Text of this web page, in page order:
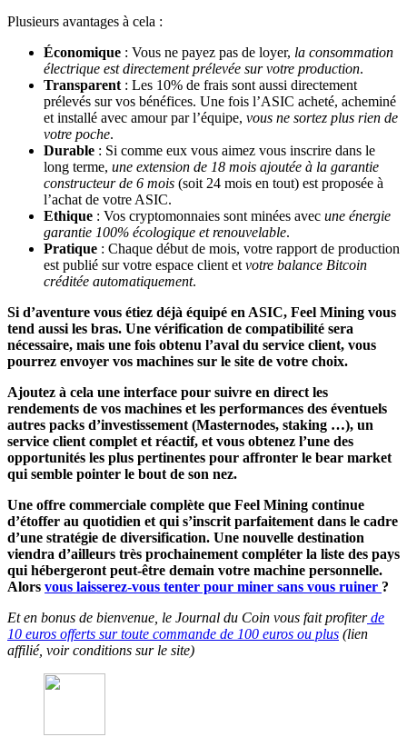
Plusieurs avantages à cela :
Économique : Vous ne payez pas de loyer, la consommation
électrique est directement prélevée sur votre production.
Transparent : Les 10% de frais sont aussi directement
prélevés sur vos bénéfices. Une fois l’ASIC acheté, acheminé
et installé avec amour par l’équipe, vous ne sortez plus rien de
votre poche.
Durable : Si comme eux vous aimez vous inscrire dans le
long terme, une extension de 18 mois ajoutée à la garantie
constructeur de 6 mois (soit 24 mois en tout) est proposée à
l’achat de votre ASIC.
Ethique : Vos cryptomonnaies sont minées avec une énergie
garantie 100% écologique et renouvelable.
Pratique : Chaque début de mois, votre rapport de production
est publié sur votre espace client et votre balance Bitcoin
créditée automatiquement.
Si d’aventure vous étiez déjà équipé en ASIC, Feel Mining vous
tend aussi les bras. Une vérification de compatibilité sera
nécessaire, mais une fois obtenu l’aval du service client, vous
pourrez envoyer vos machines sur le site de votre choix.
Ajoutez à cela une interface pour suivre en direct les
rendements de vos machines et les performances des éventuels
autres packs d’investissement (Masternodes, staking …), un
service client complet et réactif, et vous obtenez l’une des
opportunités les plus pertinentes pour affronter le bear market
qui semble pointer le bout de son nez.
Une offre commerciale complète que Feel Mining continue
d’étoffer au quotidien et qui s’inscrit parfaitement dans le cadre
d’une stratégie de diversification. Une nouvelle destination
viendra d’ailleurs très prochainement compléter la liste des pays
qui hébergeront peut-être demain votre machine personnelle.
Alors vous laisserez-vous tenter pour miner sans vous ruiner ?
Et en bonus de bienvenue, le Journal du Coin vous fait profiterde
10 euros offerts sur toute commande de 100 euros ou plus (lien
affilié, voir conditions sur le site)